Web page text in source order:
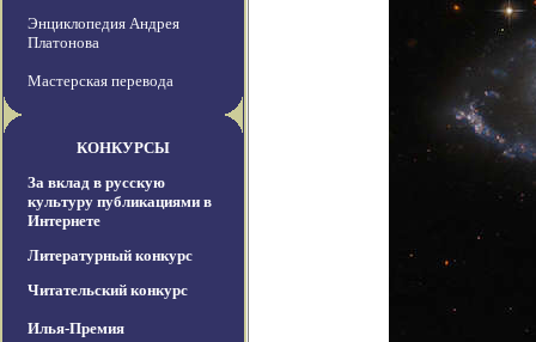
Энциклопедия Андрея
Платонова
Мастерская перевода
КОНКУРСЫ
За вклад в русскую
культуру публикациями в
Интернете
Литературный конкурс
Читательский конкурс
Илья-Премия